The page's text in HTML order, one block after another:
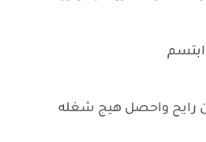
ابتسم
رايح واحصل هيج شغله